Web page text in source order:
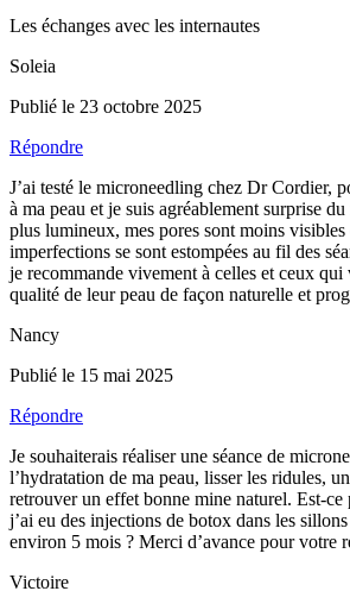
Les échanges avec les internautes
Soleia
Publié le 23 octobre 2025
Répondre
J’ai testé le microneedling chez Dr Cordier,
à ma peau et je suis agréablement surprise
plus lumineux, mes pores sont moins visibles
imperfections se sont estompées au fil des
je recommande vivement à celles et ceux qui
qualité de leur peau de façon naturelle et
Nancy
Publié le 15 mai 2025
Répondre
Je souhaiterais réaliser une séance de
l’hydratation de ma peau, lisser les ridules,
retrouver un effet bonne mine naturel. Est-ce
j’ai eu des injections de botox dans les
environ 5 mois ? Merci d’avance pour votre
Victoire